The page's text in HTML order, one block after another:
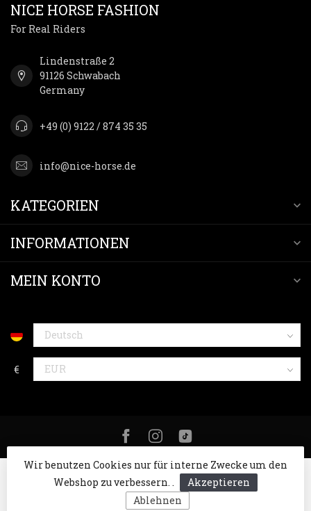
NICE HORSE FASHION
For Real Riders
Lindenstraße 2
91126 Schwabach
Germany
+49 (0) 9122 / 874 35 35
info@nice-horse.de
KATEGORIEN
INFORMATIONEN
MEIN KONTO
€
Wir benutzen Cookies nur für interne Zwecke um den
Webshop zu verbessern. .
Akzeptieren
Ablehnen